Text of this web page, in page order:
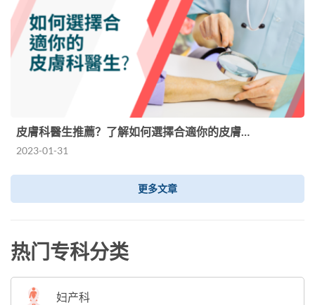
皮膚科醫生推薦？了解如何選擇合適你的皮膚…
2023-01-31
更多文章
热门专科分类
妇产科